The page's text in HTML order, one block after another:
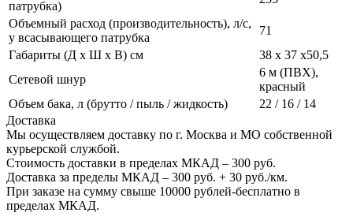
патрубка)
Объемный расход (производительность), л/с,
у всасывающего патрубка
71
Габариты (Д х Ш х В) см
38 х 37 х50,5
Сетевой шнур
6 м (ПВХ),
красный
Объем бака, л (брутто / пыль / жидкость)
22 / 16 / 14
Доставка
Мы осуществляем доставку по г. Москва и МО собственной
курьерской службой.
Стоимость доставки в пределах МКАД – 300 руб.
Доставка за пределы МКАД – 300 руб. + 30 руб./км.
При заказе на сумму свыше 10000 рублей-бесплатно в
пределах МКАД.